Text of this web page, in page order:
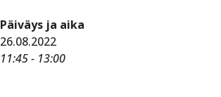
Päiväys ja aika
26.08.2022
11:45 - 13:00